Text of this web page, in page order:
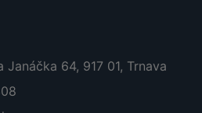
Janáčka 64, 917 01, Trnava